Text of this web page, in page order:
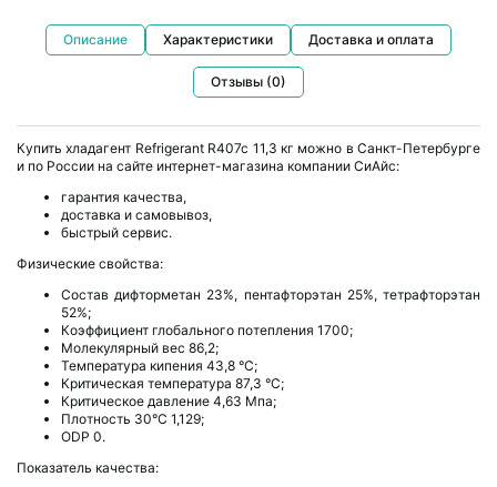
Описание Характеристики Доставка и оплата
Отзывы (0)
Купить хладагент Refrigerant R407c 11,3 кг можно в Санкт-Петербурге
и по России на сайте интернет-магазина компании СиАйс:
гарантия качества,
доставка и самовывоз,
быстрый сервис.
Физические свойства:
Состав дифторметан 23%, пентафторэтан 25%, тетрафторэтан
52%;
Коэффициент глобального потепления 1700;
Молекулярный вес 86,2;
Температура кипения 43,8 °С;
Критическая температура 87,3 °С;
Критическое давление 4,63 Мпа;
Плотность 30°С 1,129;
ODP 0.
Показатель качества: